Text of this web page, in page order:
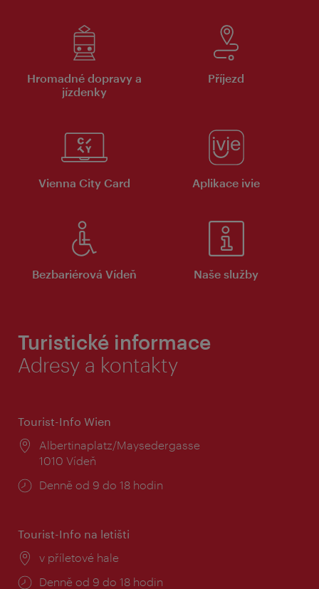
Hromadné dopravy a
jízdenky
Příjezd
Vienna City Card Aplikace ivie
Bezbariérová Vídeň Naše služby
Turistické informace
Adresy a kontakty
Tourist-Info Wien
Místo:
Albertinaplatz/Maysedergasse
1010 Vídeň
Provozní
Denně od 9 do 18 hodin
Tourist-Info na letišti
Místo:
v příletové hale
Provozní
Denně od 9 do 18 hodin